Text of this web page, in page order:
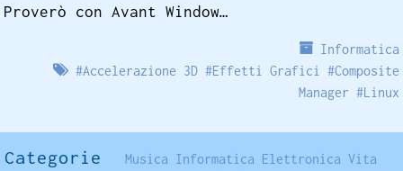
Proverò con Avant Window…
Informatica
#Accelerazione 3D#Effetti Grafici #Composite
Manager #Linux
Categorie Musica Informatica Elettronica Vita